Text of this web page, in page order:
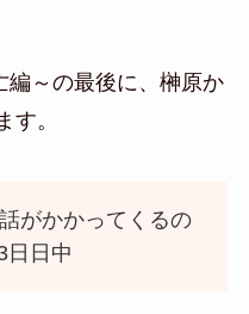
編～の最後に、榊原か
す。
がかかってくるの
日日中